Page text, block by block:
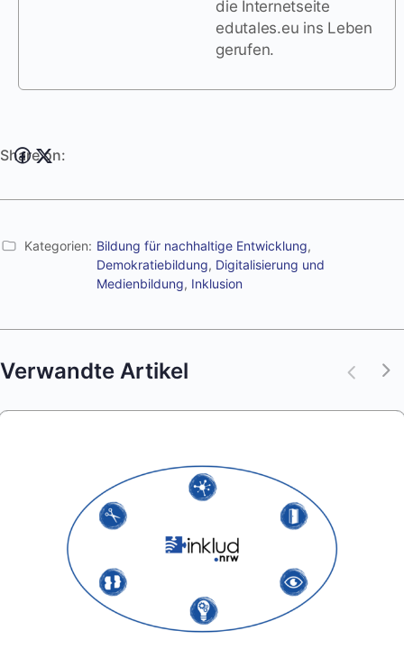
die Internetseite
edutales.eu ins Leben
gerufen.
Share on:
Kategorien: Bildung für nachhaltige Entwicklung,
Demokratiebildung, Digitalisierung und
Medienbildung, Inklusion
Verwandte Artikel